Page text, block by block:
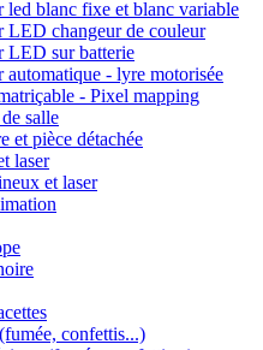
led blanc fixe et blanc variable
LED changeur de couleur
LED sur batterie
automatique - lyre motorisée
- Pixel mapping
salle
et pièce détachée
laser
et laser
confettis...)